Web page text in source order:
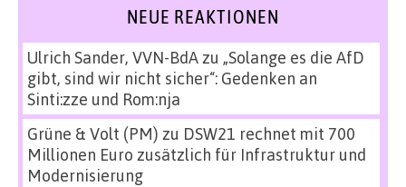
NEUE REAKTIONEN
Ulrich Sander, VVN-BdAzu „Solange es die AfD
gibt, sind wir nicht sicher“: Gedenken an
Sinti:zze und Rom:nja
Grüne & Volt (PM) zu DSW21 rechnet mit 700
Millionen Euro zusätzlich für Infrastruktur und
Modernisierung